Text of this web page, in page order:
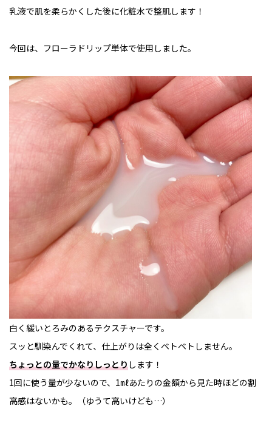
乳液で肌を柔らかくした後に化粧水で整肌します！
今回は、フローラドリップ単体で使用しました。
白く緩いとろみのあるテクスチャーです。
スッと馴染んでくれて、仕上がりは全くベトベトしません。
ちょっとの量でかなりしっとりします！
1回に使う量が少ないので、1㎖あたりの金額から見た時ほどの割
高感はないかも。（ゆうて高いけども…）